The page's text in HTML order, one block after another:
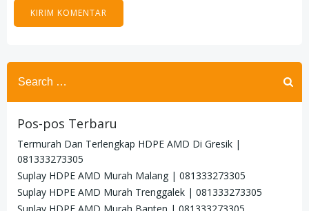
Search
for:
Pos-pos Terbaru
Termurah Dan Terlengkap HDPE AMD Di Gresik |
081333273305
Suplay HDPE AMD Murah Malang | 081333273305
Suplay HDPE AMD Murah Trenggalek | 081333273305